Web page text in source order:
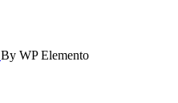
By WP Elemento